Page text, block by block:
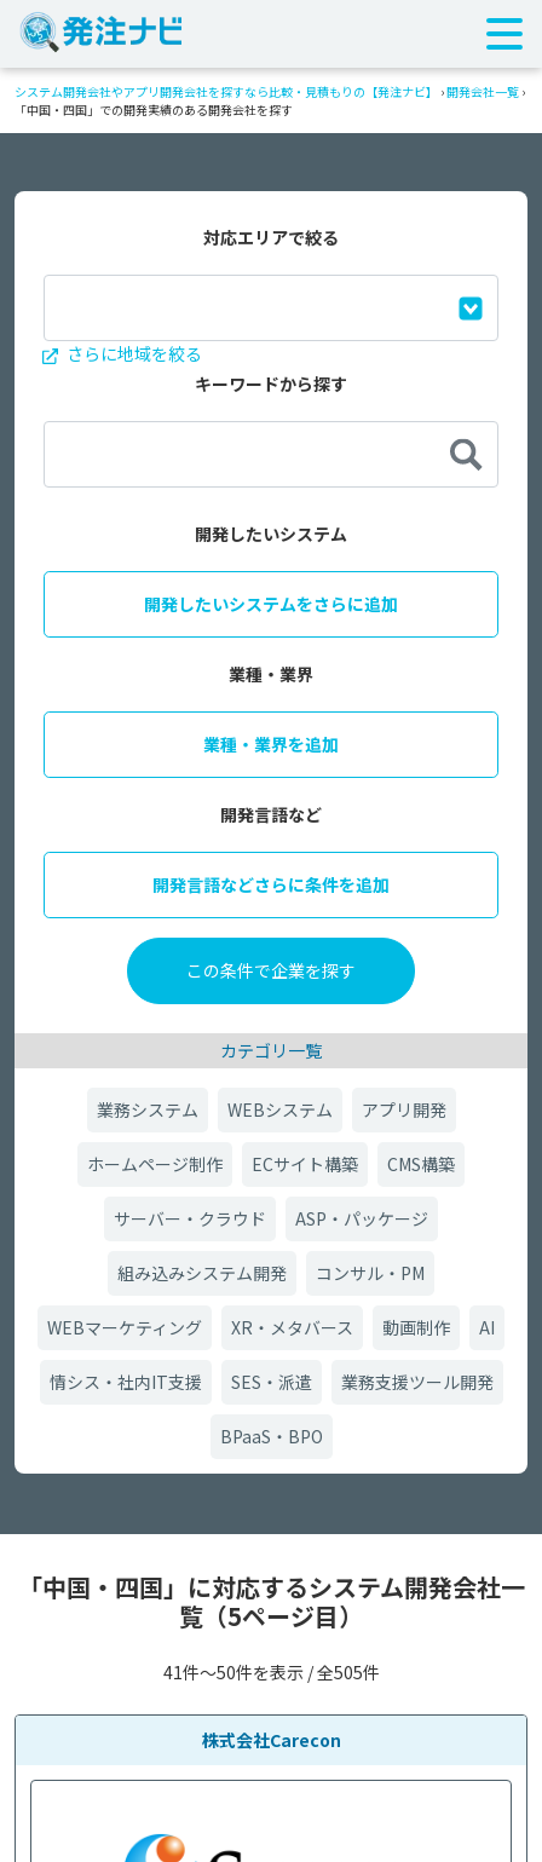
システム開発会社やアプリ開発会社を探すなら比較・見積もりの【発注ナビ】 ›開発会社一覧 ›
「中国・四国」での開発実績のある開発会社を探す
対応エリアで絞る
さらに地域を絞る
キーワードから探す
開発したいシステム
開発したいシステムをさらに追加
業種・業界
業種・業界を追加
開発言語など
開発言語などさらに条件を追加
カテゴリ一覧
業務システム WEBシステム アプリ開発
ホームページ制作 ECサイト構築 CMS構築
サーバー・クラウド ASP・パッケージ
組み込みシステム開発 コンサル・PM
WEBマーケティング XR・メタバース 動画制作 AI
情シス・社内IT支援 SES・派遣 業務支援ツール開発
BPaaS・BPO
「中国・四国」に対応するシステム開発会社一
覧（5ページ目）
41件〜50件を表示 / 全505件
株式会社Carecon